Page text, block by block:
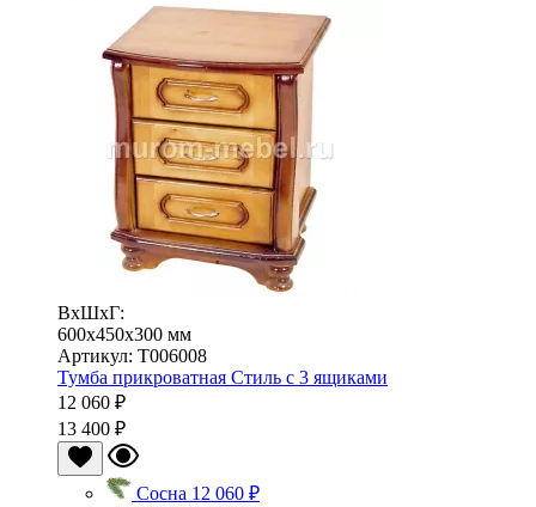
ВхШхГ:
600x450x300 мм
Артикул: Т006008
Тумба прикроватная Стиль с 3 ящиками
12 060 ₽
13 400 ₽
Сосна 12 060 ₽